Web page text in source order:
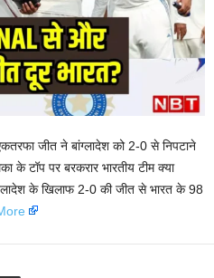
जीत ने बांग्लादेश को 2-0 से निपटाने
टॉप पर बरकरार भारतीय टीम क्या
के खिलाफ 2-0 की जीत से भारत के 98